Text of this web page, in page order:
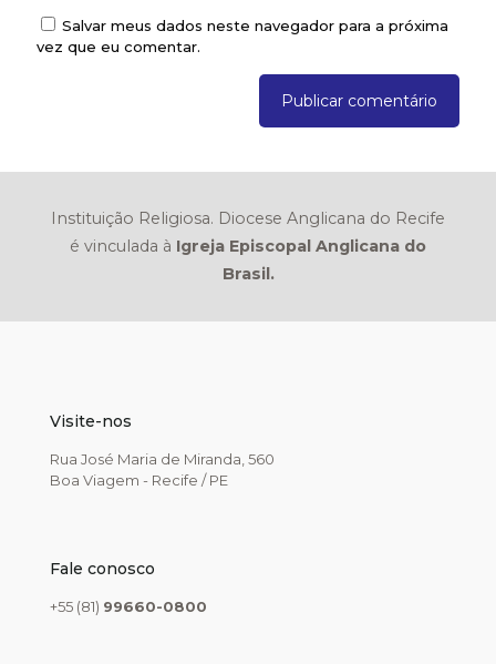
Salvar meus dados neste navegador para a próxima
vez que eu comentar.
Instituição Religiosa. Diocese Anglicana do Recife
é vinculada à Igreja Episcopal Anglicana do
Brasil.
Visite-nos
Rua José Maria de Miranda, 560
Boa Viagem - Recife / PE
Fale conosco
+55 (81) 99660-0800